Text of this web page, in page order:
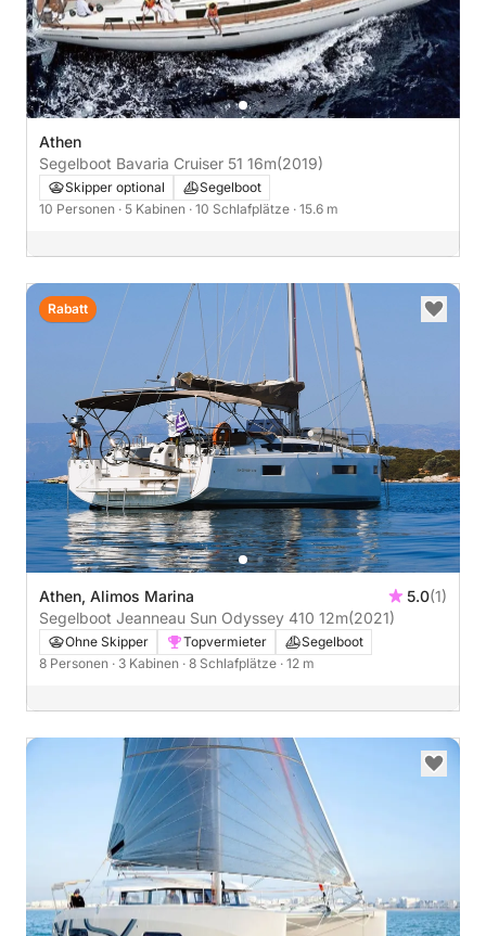
Athen
Segelboot Bavaria Cruiser 51 16m(2019)
Skipper optional
Segelboot
10 Personen · 5 Kabinen · 10 Schlafplätze · 15.6 m
Athen, Alimos Marina 5.0(1)
Segelboot Jeanneau Sun Odyssey 410 12m(2021)
Ohne Skipper Topvermieter
Segelboot
8 Personen · 3 Kabinen · 8 Schlafplätze · 12 m
Rabatt